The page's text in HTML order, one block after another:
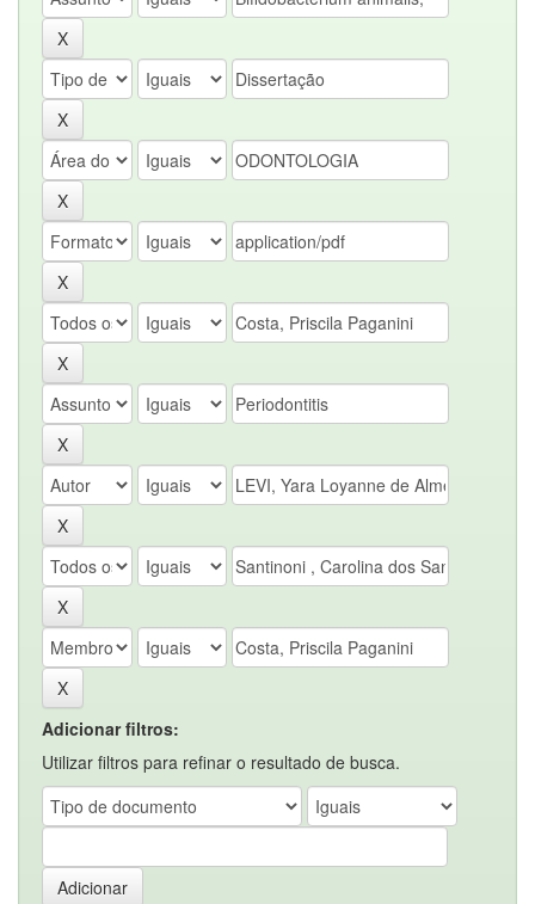
Adicionar filtros:
Utilizar filtros para refinar o resultado de busca.